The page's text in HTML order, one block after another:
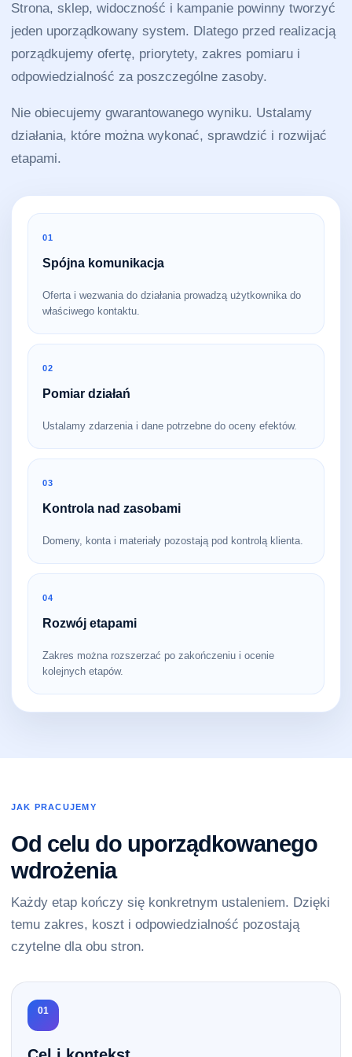
Strona, sklep, widoczność i kampanie powinny tworzyć
jeden uporządkowany system. Dlatego przed realizacją
porządkujemy ofertę, priorytety, zakres pomiaru i
odpowiedzialność za poszczególne zasoby.
Nie obiecujemy gwarantowanego wyniku. Ustalamy
działania, które można wykonać, sprawdzić i rozwijać
etapami.
01
Spójna komunikacja
Oferta i wezwania do działania prowadzą użytkownika do
właściwego kontaktu.
02
Pomiar działań
Ustalamy zdarzenia i dane potrzebne do oceny efektów.
03
Kontrola nad zasobami
Domeny, konta i materiały pozostają pod kontrolą klienta.
04
Rozwój etapami
Zakres można rozszerzać po zakończeniu i ocenie
kolejnych etapów.
JAK PRACUJEMY
Od celu do uporządkowanego
wdrożenia
Każdy etap kończy się konkretnym ustaleniem. Dzięki
temu zakres, koszt i odpowiedzialność pozostają
czytelne dla obu stron.
01